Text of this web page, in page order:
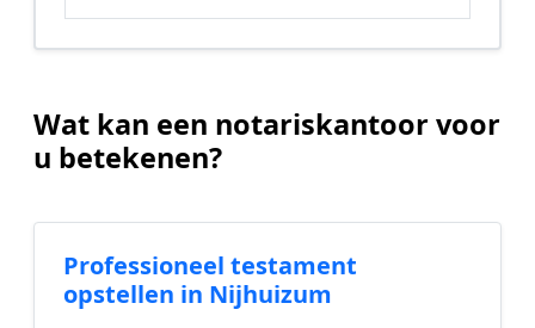
Wat kan een notariskantoor voor
u betekenen?
Professioneel testament
opstellen in Nijhuizum